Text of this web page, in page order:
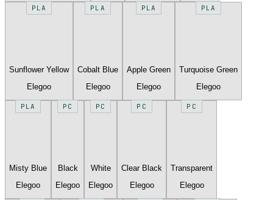
PLA
Sunflower Yellow
Elegoo
PLA
Cobalt Blue
Elegoo
PLA
Apple Green
Elegoo
PLA
Turquoise Green
Elegoo
PLA
Misty Blue
Elegoo
PC
Black
Elegoo
PC
White
Elegoo
PC
Clear Black
Elegoo
PC
Transparent
Elegoo